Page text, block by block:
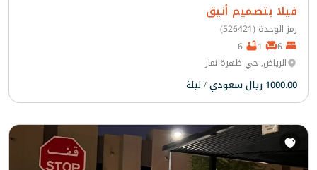
فيلا بتصميم أنيق
رمز الوحدة (526421)
الرياض, حي ظهرة نمار
1000.00 ريال سعودي / ليلة